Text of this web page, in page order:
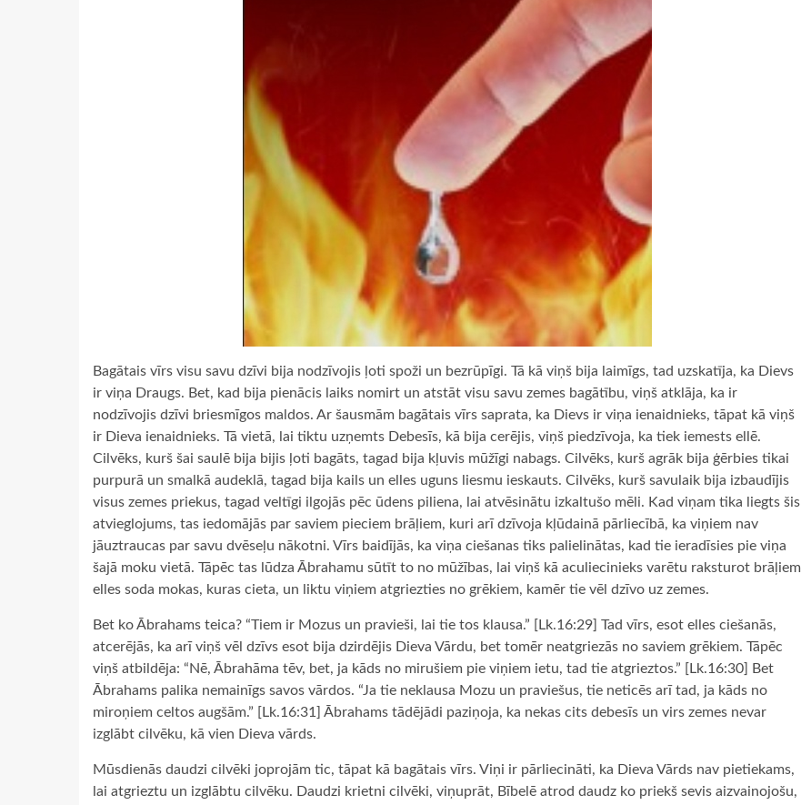
Bagātais vīrs visu savu dzīvi bija nodzīvojis ļoti spoži un bezrūpīgi. Tā kā viņš bija laimīgs, tad uzskatīja, ka Dievs
ir viņa Draugs. Bet, kad bija pienācis laiks nomirt un atstāt visu savu zemes bagātību, viņš atklāja, ka ir
nodzīvojis dzīvi briesmīgos maldos. Ar šausmām bagātais vīrs saprata, ka Dievs ir viņa ienaidnieks, tāpat kā viņš
ir Dieva ienaidnieks. Tā vietā, lai tiktu uzņemts Debesīs, kā bija cerējis, viņš piedzīvoja, ka tiek iemests ellē.
Cilvēks, kurš šai saulē bija bijis ļoti bagāts, tagad bija kļuvis mūžīgi nabags. Cilvēks, kurš agrāk bija ģērbies tikai
purpurā un smalkā audeklā, tagad bija kails un elles uguns liesmu ieskauts. Cilvēks, kurš savulaik bija izbaudījis
visus zemes priekus, tagad veltīgi ilgojās pēc ūdens piliena, lai atvēsinātu izkaltušo mēli. Kad viņam tika liegts šis
atvieglojums, tas iedomājās par saviem pieciem brāļiem, kuri arī dzīvoja kļūdainā pārliecībā, ka viņiem nav
jāuztraucas par savu dvēseļu nākotni. Vīrs baidījās, ka viņa ciešanas tiks palielinātas, kad tie ieradīsies pie viņa
šajā moku vietā. Tāpēc tas lūdza Ābrahamu sūtīt to no mūžības, lai viņš kā aculiecinieks varētu raksturot brāļiem
elles soda mokas, kuras cieta, un liktu viņiem atgriezties no grēkiem, kamēr tie vēl dzīvo uz zemes.
Bet ko Ābrahams teica? “Tiem ir Mozus un pravieši, lai tie tos klausa.” [Lk.16:29] Tad vīrs, esot elles ciešanās,
atcerējās, ka arī viņš vēl dzīvs esot bija dzirdējis Dieva Vārdu, bet tomēr neatgriezās no saviem grēkiem. Tāpēc
viņš atbildēja: “Nē, Ābrahāma tēv, bet, ja kāds no mirušiem pie viņiem ietu, tad tie atgrieztos.” [Lk.16:30] Bet
Ābrahams palika nemainīgs savos vārdos. “Ja tie neklausa Mozu un praviešus, tie neticēs arī tad, ja kāds no
miroņiem celtos augšām.” [Lk.16:31] Ābrahams tādējādi paziņoja, ka nekas cits debesīs un virs zemes nevar
izglābt cilvēku, kā vien Dieva vārds.
Mūsdienās daudzi cilvēki joprojām tic, tāpat kā bagātais vīrs. Viņi ir pārliecināti, ka Dieva Vārds nav pietiekams,
lai atgrieztu un izglābtu cilvēku. Daudzi krietni cilvēki, viņuprāt, Bībelē atrod daudz ko priekš sevis aizvainojošu,